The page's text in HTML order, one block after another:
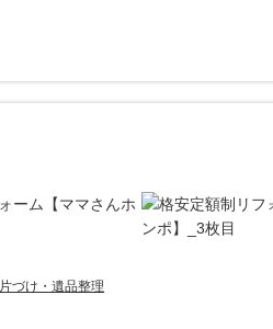
片づけ・遺品整理